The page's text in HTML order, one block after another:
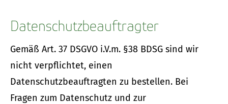
Datenschutzbeauftragter
Gemäß Art. 37 DSGVO i.V.m. §38 BDSG sind wir
nicht verpflichtet, einen
Datenschutzbeauftragten zu bestellen. Bei
Fragen zum Datenschutz und zur